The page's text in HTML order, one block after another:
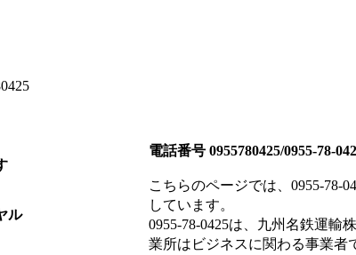
電話番号 0955780425/0955-78-
こちらのページでは、 0955-78-
しています。
0955-78-0425は、 九州名鉄運輸
業所は ビジネスに関わる事業者
ル